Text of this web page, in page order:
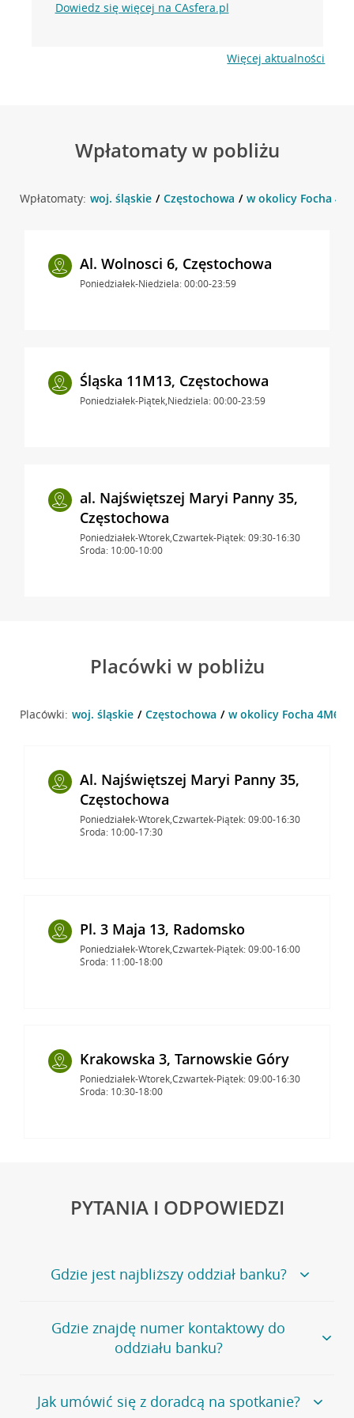
Dowiedz się więcej na CAsfera.pl
Więcej aktualności
Wpłatomaty w pobliżu
Wpłatomaty: woj. śląskie Częstochowa w okolicy Focha
Al. Wolnosci 6, Częstochowa
Poniedziałek-Niedziela: 00:00-23:59
Śląska 11M13, Częstochowa
Poniedziałek-Piątek,Niedziela: 00:00-23:59
al. Najświętszej Maryi Panny 35,
Częstochowa
Poniedziałek-Wtorek,Czwartek-Piątek: 09:30-16:30
Środa: 10:00-10:00
Placówki w pobliżu
Placówki: woj. śląskie Częstochowa w okolicy Focha 4M6 ,
Al. Najświętszej Maryi Panny 35,
Częstochowa
Poniedziałek-Wtorek,Czwartek-Piątek: 09:00-16:30
Środa: 10:00-17:30
Pl. 3 Maja 13, Radomsko
Poniedziałek-Wtorek,Czwartek-Piątek: 09:00-16:00
Środa: 11:00-18:00
Krakowska 3, Tarnowskie Góry
Poniedziałek-Wtorek,Czwartek-Piątek: 09:00-16:30
Środa: 10:30-18:00
PYTANIA I ODPOWIEDZI
Gdzie jest najbliższy oddział banku?
Jeśli szukasz oddziału naszego banku, zapraszamy na
stronęPlacówki i bankomaty, na której znajduje się
wygodna wyszukiwarka.
oddziałów
Gdzie znajdę numer kontaktowy do
oddziału banku?
Bank Credit Agricole nie udostępnia ogólnego numeru
telefonu do placówki bankowej.
Jak umówić się z doradcą na spotkanie?